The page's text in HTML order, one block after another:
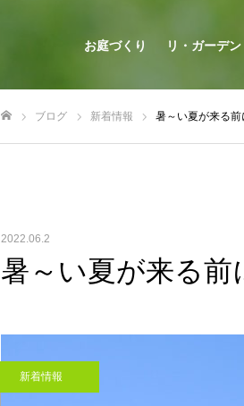
お庭づくり リ・ガーデン
ブログ 新着情報 暑～い夏が来る
2022.06.2
暑～い夏が来る
新着情報